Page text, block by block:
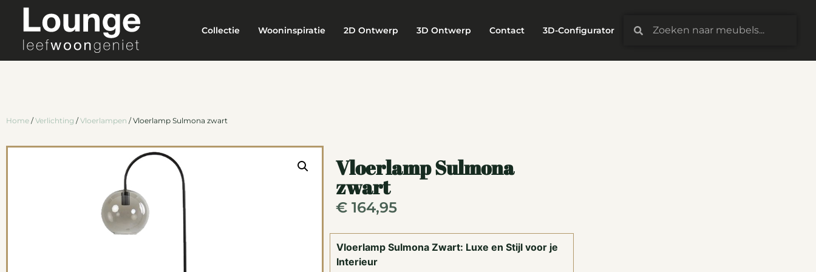
Collectie Wooninspiratie 2D Ontwerp 3D Ontwerp Contact 3D-Configurator
Home /Verlichting /Vloerlampen / Vloerlamp Sulmona zwart
Vloerlamp Sulmona
zwart
€164,95
Vloerlamp Sulmona Zwart: Luxe en Stijl voor je
Interieur